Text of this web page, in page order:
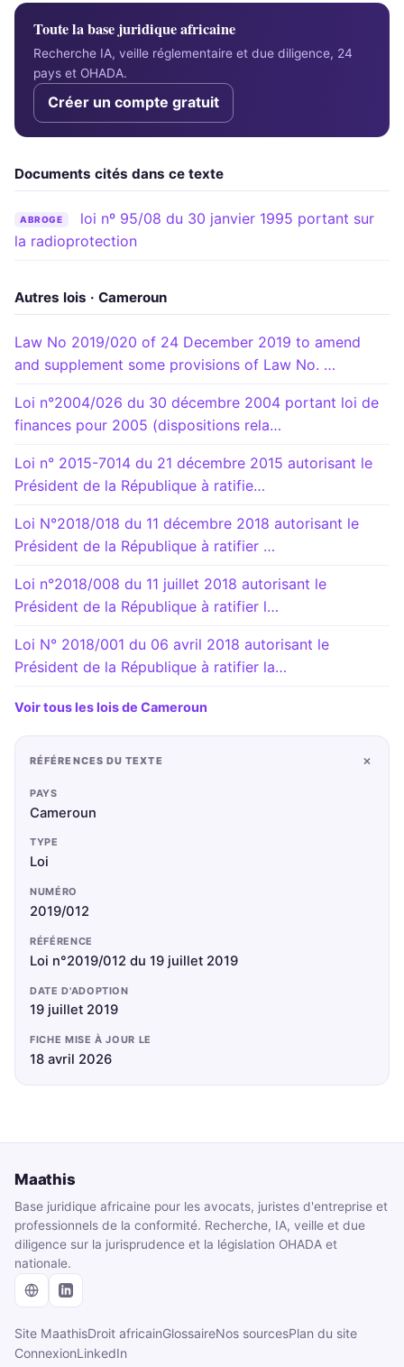
Toute la base juridique africaine
Recherche IA, veille réglementaire et due diligence, 24
pays et OHADA.
Créer un compte gratuit
Documents cités dans ce texte
ABROGE
loi nº 95/08 du 30 janvier 1995 portant sur
la radioprotection
Autres lois · Cameroun
Law No 2019/020 of 24 December 2019 to amend
and supplement some provisions of Law No. …
Loi n°2004/026 du 30 décembre 2004 portant loi de
finances pour 2005 (dispositions rela…
Loi n° 2015-7014 du 21 décembre 2015 autorisant le
Président de la République à ratifie…
Loi N°2018/018 du 11 décembre 2018 autorisant le
Président de la République à ratifier …
Loi n°2018/008 du 11 juillet 2018 autorisant le
Président de la République à ratifier l…
Loi N° 2018/001 du 06 avril 2018 autorisant le
Président de la République à ratifier la…
Voir tous les lois de Cameroun
RÉFÉRENCES DU TEXTE +
PAYS
Cameroun
TYPE
Loi
NUMÉRO
2019/012
RÉFÉRENCE
Loi n°2019/012 du 19 juillet 2019
DATE D'ADOPTION
19 juillet 2019
FICHE MISE À JOUR LE
18 avril 2026
Maathis
Base juridique africaine pour les avocats, juristes d'entreprise et
professionnels de la conformité. Recherche, IA, veille et due
diligence sur la jurisprudence et la législation OHADA et
nationale.
Site MaathisDroit africainGlossaireNos sourcesPlan du site
ConnexionLinkedIn